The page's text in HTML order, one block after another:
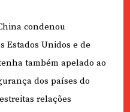
condenou
Estados Unidos e de
também apelado ao
dos países do
relações